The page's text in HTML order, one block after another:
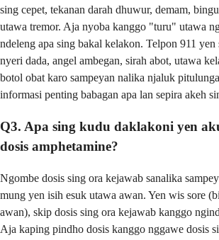
sing cepet, tekanan darah dhuwur, demam,
utawa tremor. Aja nyoba kanggo "turu" utawa
ndeleng apa sing bakal kelakon. Telpon 911 yen
nyeri dada, angel ambegan, sirah abot, utawa
botol obat karo sampeyan nalika njaluk
informasi penting babagan apa lan sepira akeh
Q3. Apa sing kudu daklakoni yen
dosis amphetamine?
Ngombe dosis sing ora kejawab sanalika
mung yen isih esuk utawa awan. Yen wis sore
awan), skip dosis sing ora kejawab kanggo
Aja kaping pindho dosis kanggo nggawe dosis